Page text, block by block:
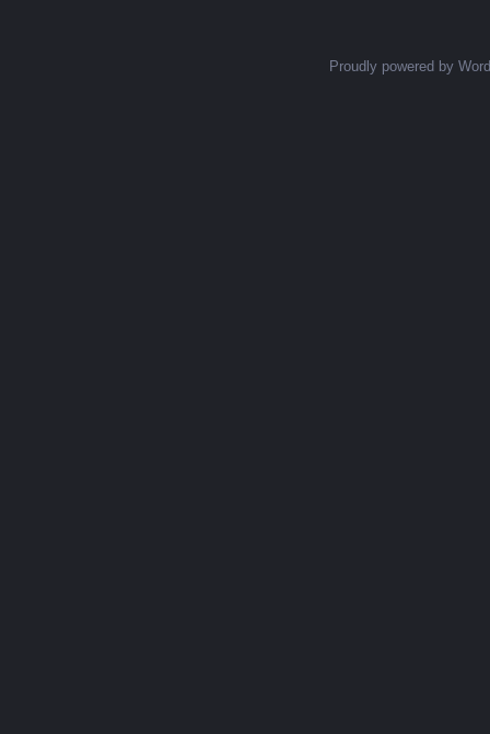
Proudly powered by